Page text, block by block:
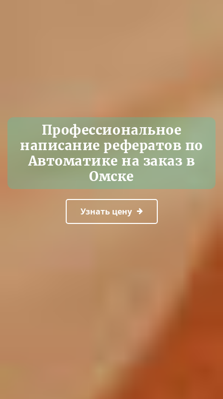
Профессиональное
написание рефератов по
Автоматике на заказ в
Омске
Узнать цену